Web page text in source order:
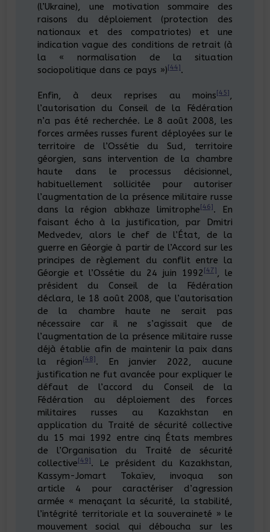
(l’Ukraine), une motivation sommaire des
raisons du déploiement (protection des
nationaux et des compatriotes) et une
indication vague des conditions de retrait (à
la « normalisation de la situation
sociopolitique dans ce pays »)[44].
Enfin, à deux reprises au moins[45]
l’autorisation du Conseil de la Fédération
n’a pas été recherchée. Le 8 août 2008, les
forces armées russes furent déployées sur le
territoire de l’Ossétie du Sud, territoire
géorgien, sans intervention de la chambre
haute dans le processus décisionnel,
habituellement sollicitée pour autoriser
l’augmentation de la présence militaire russe
dans la région abkhaze limitrophe[46]. En
faisant écho à la justification, par Dmitri
Medvedev, alors le chef de l’État, de la
guerre en Géorgie à partir de l’Accord sur les
principes de règlement du conflit entre la
Géorgie et l’Ossétie du 24 juin 1992 [47], le
président du Conseil de la Fédération
déclara, le 18 août 2008, que l’autorisation
de la chambre haute ne serait pas
nécessaire car il ne s’agissait que de
l’augmentation de la présence militaire russe
déjà établie afin de maintenir la paix dans
la région[48]. En janvier 2022, aucune
justification ne fut avancée pour expliquer le
défaut de l’accord du Conseil de la
Fédération au déploiement des forces
militaires russes au Kazakhstan en
application du Traité de sécurité collective
du 15 mai 1992 entre cinq États membres
de l’Organisation du Traité de sécurité
collective[49]. Le président du Kazakhstan,
Kassym-Jomart Tokaïev, invoqua son
article 4 pour caractériser d’agression
armée « menaçant la sécurité, la stabilité,
l’intégrité territoriale et la souveraineté » le
mouvement social qui déboucha sur les